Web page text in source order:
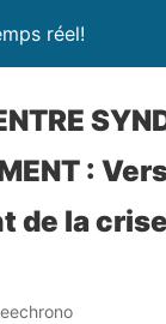
réel!
:
de la crise